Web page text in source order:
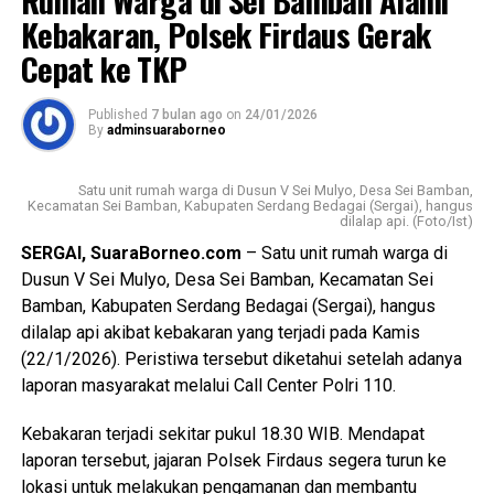
terhadap tersangka. Saat ini penyidik terus melakukan
pencarian terhadap tersangka, pihak-pihak yang berkaitan,
serta barang bukti untuk menuntaskan perkara sesuai
ketentuan hukum yang berlaku,” ujar AKP Bringin Jaya.
Lebih lanjut, AKP Bringin Jaya menyampaikan bahwa
laporan masyarakat secara profesional, transparan, dan
akuntabel. Penyidik juga terus berupaya maksimal untuk
mengungkap keberadaan tersangka dan melengkapi
seluruh alat bukti agar proses hukum dapat segera
diselesaikan.
Polres Serdang Bedagai juga mengimbau masyarakat agar
tetap mempercayakan proses penegakan hukum kepada
sumber yang akurat serta berimbang. Dengan berbagai
langkah penyidikan yang telah dilakukan, diharapkan
perkara tersebut dapat segera dituntaskan demi
penutupan luka, pemasangan infus, serta pemberian obat
penghilang nyeri dan anti perdarahan sesuai prosedur
medis.
Pada pukul 10.51 WIB, keluarga pasien tiba dan diarahkan
untuk melakukan proses registrasi administrasi. Setelah
keluarga bahwa luka pasien disarankan untuk dilakukan
tindakan debridemen di ruang operasi agar penanganan
lebih optimal.
“Sambil menunggu persetujuan tindakan lanjutan dari
keluarga, perban pasien kembali diganti di hadapan orang
tua dan keluarga pasien,” jelasnya.
petugas kamar operasi di ruang IGD. Sekitar pukul 12.00
WIB, petugas kamar operasi menjelaskan terkait
persetujuan tindakan medis dan menyampaikan bahwa
Kebakaran, Polsek Firdaus Gerak
Cepat ke TKP
Published 7 bulan ago on 24/01/2026
By adminsuaraborneo
Satu unit rumah warga di Dusun V Sei Mulyo, Desa Sei Bamban,
Kecamatan Sei Bamban, Kabupaten Serdang Bedagai (Sergai), hangus
dilalap api. (Foto/Ist)
SERGAI, SuaraBorneo.com – Satu unit rumah warga di
Dusun V Sei Mulyo, Desa Sei Bamban, Kecamatan Sei
Bamban, Kabupaten Serdang Bedagai (Sergai), hangus
dilalap api akibat kebakaran yang terjadi pada Kamis
(22/1/2026). Peristiwa tersebut diketahui setelah adanya
laporan masyarakat melalui Call Center Polri 110.
Kebakaran terjadi sekitar pukul 18.30 WIB. Mendapat
laporan tersebut, jajaran Polsek Firdaus segera turun ke
lokasi untuk melakukan pengamanan dan membantu